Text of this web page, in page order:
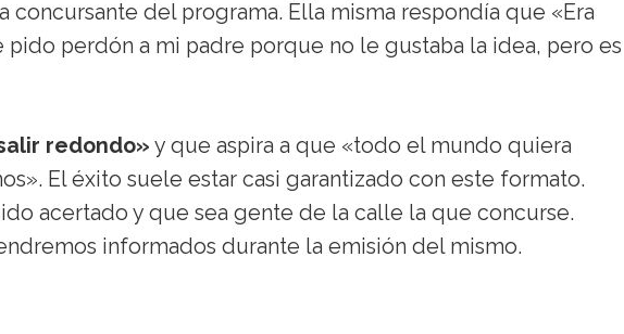
del programa. Ella misma respondía que «Era
pido perdón a mi padre porque no le gustaba la idea, pero es
redondo» y que aspira a que «todo el mundo quiera
El éxito suele estar casi garantizado con este formato.
acertado y que sea gente de la calle la que concurse.
informados durante la emisión del mismo.